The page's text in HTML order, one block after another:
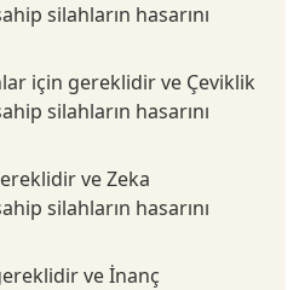
silahların hasarını
için gereklidir ve Çeviklik
silahların hasarını
ve Zeka
silahların hasarını
ve İnanç